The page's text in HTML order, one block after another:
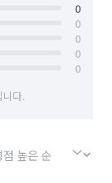
0
0
0
0
0
다.